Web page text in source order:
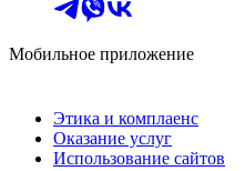
Мобильное приложение
Этика и комплаенс
Оказание услуг
Использование сайтов